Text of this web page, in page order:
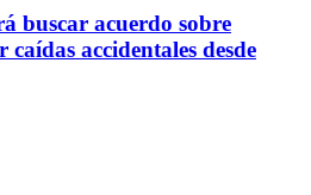
buscar acuerdo sobre
accidentales desde